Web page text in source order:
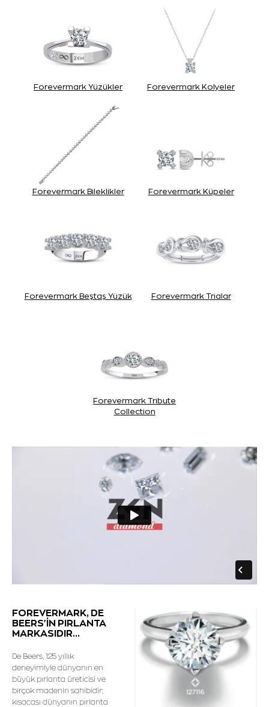
Forevermark Yüzükler Forevermark Kolyeler
Forevermark Bileklikler Forevermark Küpeler
Forevermark Beştaş Yüzük Forevermark Trialar
Forevermark Tribute
Collection
FOREVERMARK, DE
BEERS'İN PIRLANTA
MARKASIDIR...
De Beers, 125 yıllık
deneyimiyle dünyanın en
büyük pırlanta üreticisi ve
birçok madenin sahibidir;
kısacası dünyanın pırlanta